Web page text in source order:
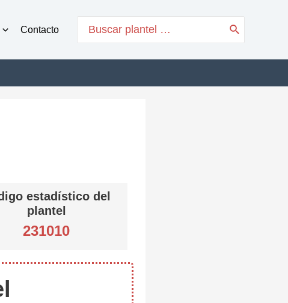
Contacto
for:
estadístico del
plantel
231010